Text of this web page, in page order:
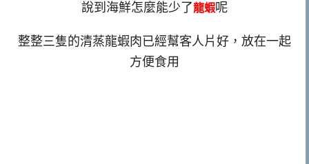
說到海鮮怎麼能少了龍蝦呢
整整三隻的清蒸龍蝦肉已經幫客人片好，放在一起
方便食用